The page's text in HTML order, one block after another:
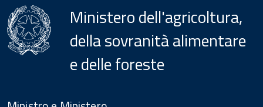
Ministero dell'agricoltura,
della sovranità alimentare
e delle foreste